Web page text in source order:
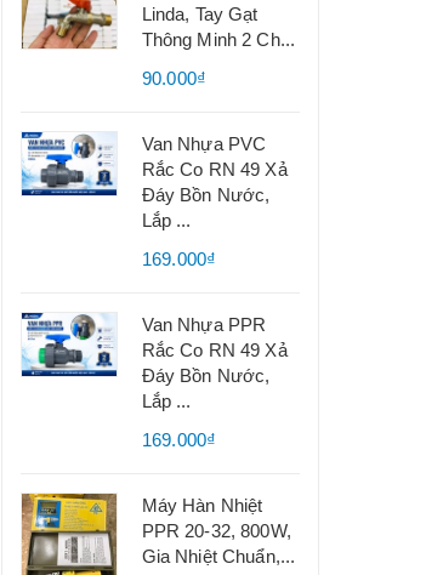
Linda, Tay Gạt
Thông Minh 2 Ch...
90.000₫
Van Nhựa PVC
Rắc Co RN 49 Xả
Đáy Bồn Nước,
Lắp ...
169.000₫
Van Nhựa PPR
Rắc Co RN 49 Xả
Đáy Bồn Nước,
Lắp ...
169.000₫
Máy Hàn Nhiệt
PPR 20-32, 800W,
Gia Nhiệt Chuẩn,...